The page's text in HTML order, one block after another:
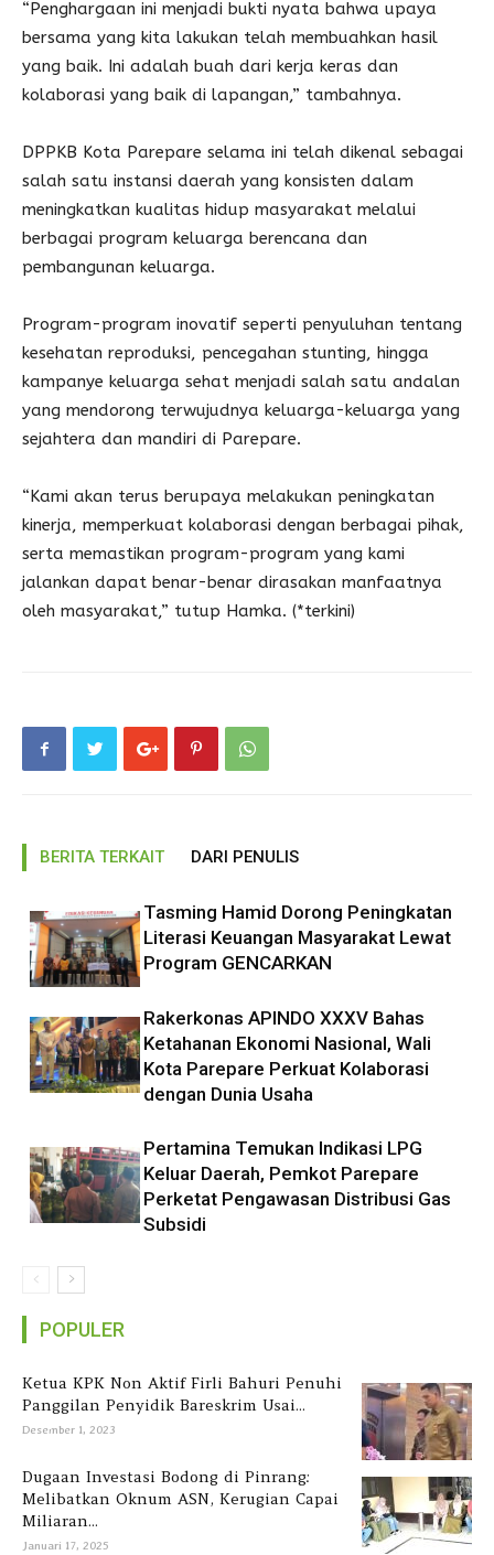
“Penghargaan ini menjadi bukti nyata bahwa upaya
bersama yang kita lakukan telah membuahkan hasil
yang baik. Ini adalah buah dari kerja keras dan
kolaborasi yang baik di lapangan,” tambahnya.
DPPKB Kota Parepare selama ini telah dikenal sebagai
salah satu instansi daerah yang konsisten dalam
meningkatkan kualitas hidup masyarakat melalui
berbagai program keluarga berencana dan
pembangunan keluarga.
Program-program inovatif seperti penyuluhan tentang
kesehatan reproduksi, pencegahan stunting, hingga
kampanye keluarga sehat menjadi salah satu andalan
yang mendorong terwujudnya keluarga-keluarga yang
sejahtera dan mandiri di Parepare.
“Kami akan terus berupaya melakukan peningkatan
kinerja, memperkuat kolaborasi dengan berbagai pihak,
serta memastikan program-program yang kami
jalankan dapat benar-benar dirasakan manfaatnya
oleh masyarakat,” tutup Hamka. (*terkini)
BERITA TERKAIT DARI PENULIS
Tasming Hamid Dorong Peningkatan
Literasi Keuangan Masyarakat Lewat
Program GENCARKAN
Rakerkonas APINDO XXXV Bahas
Ketahanan Ekonomi Nasional, Wali
Kota Parepare Perkuat Kolaborasi
dengan Dunia Usaha
Pertamina Temukan Indikasi LPG
Keluar Daerah, Pemkot Parepare
Perketat Pengawasan Distribusi Gas
Subsidi
POPULER
Ketua KPK Non Aktif Firli Bahuri Penuhi
Panggilan Penyidik Bareskrim Usai...
Desember 1, 2023
Dugaan Investasi Bodong di Pinrang:
Melibatkan Oknum ASN, Kerugian Capai
Miliaran...
Januari 17, 2025